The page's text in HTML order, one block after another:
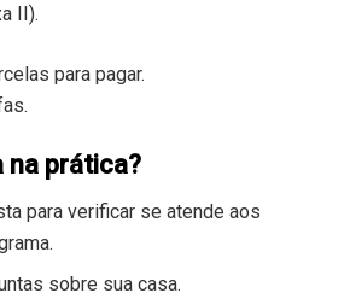
II).
para pagar.
na prática?
para verificar se atende aos
sobre sua casa.